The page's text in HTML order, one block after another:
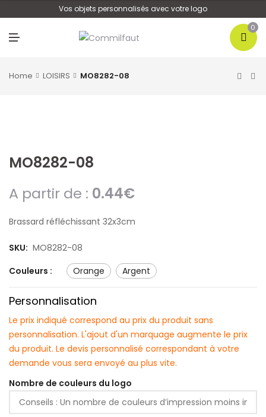
Vos objets personnalisés avec votre logo
0
Home LOISIRS MO8282-08
MO8282-08
A partir de : 0.44€
Brassard réfléchissant 32x3cm
SKU: MO8282-08
Couleurs :
orange argent
Personnalisation
Le prix indiqué correspond au prix du produit sans
personnalisation. L'ajout d'un marquage augmente le prix
du produit. Le devis personnalisé correspondant à votre
demande vous sera envoyé au plus vite.
Nombre de couleurs du logo